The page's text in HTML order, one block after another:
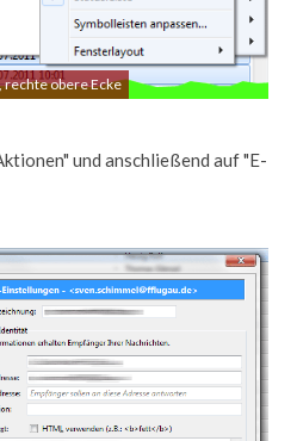
obere Ecke
und anschließend auf "E-